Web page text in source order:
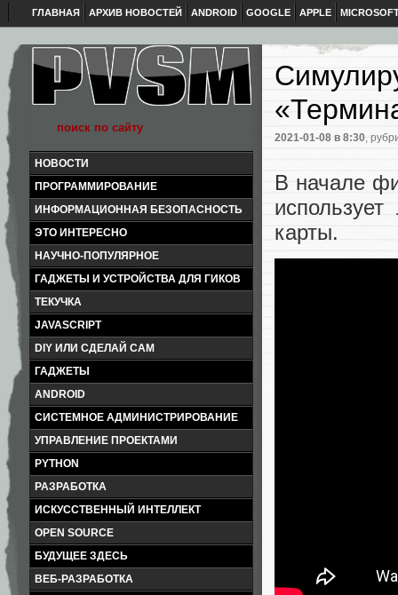
ГЛАВНАЯ АРХИВ НОВОСТЕЙ ANDROID GOOGLE APPLE
НОВОСТИ
ПРОГРАММИРОВАНИЕ
ИНФОРМАЦИОННАЯ БЕЗОПАСНОСТЬ
ЭТО ИНТЕРЕСНО
НАУЧНО-ПОПУЛЯРНОЕ
ГАДЖЕТЫ И УСТРОЙСТВА ДЛЯ ГИКОВ
ТЕКУЧКА
JAVASCRIPT
DIY ИЛИ СДЕЛАЙ САМ
ГАДЖЕТЫ
ANDROID
СИСТЕМНОЕ АДМИНИСТРИРОВАНИЕ
УПРАВЛЕНИЕ ПРОЕКТАМИ
PYTHON
РАЗРАБОТКА
ИСКУССТВЕННЫЙ ИНТЕЛЛЕКТ
OPEN SOURCE
БУДУЩЕЕ ЗДЕСЬ
ВЕБ-РАЗРАБОТКА
2021-01-08 в 8:30,
В начале
карты.